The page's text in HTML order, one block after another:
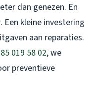
dan genezen. En
kleine investering
aan reparaties.
019 58 02, we
preventieve